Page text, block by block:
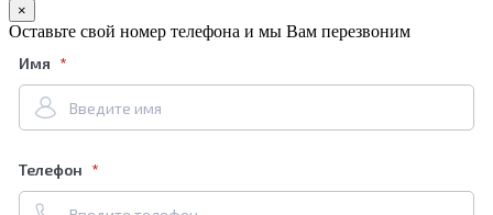
×
Оставьте свой номер телефона и мы Вам перезвоним
Имя
Телефон